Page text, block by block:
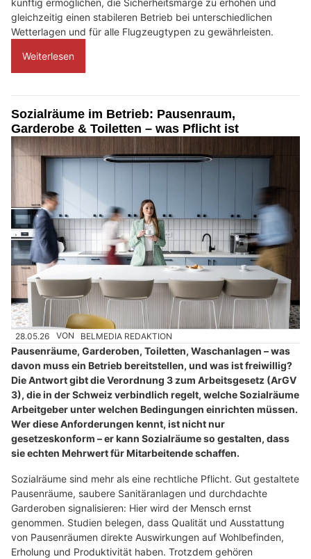
gleichzeitig einen stabileren Betrieb bei unterschiedlichen
Wetterlagen und für alle Flugzeugtypen zu gewährleisten.
Weiterlesen
Sozialräume im Betrieb: Pausenraum,
Garderobe & Toiletten – was Pflicht ist
28.05.26 VON BELMEDIA REDAKTION
Pausenräume, Garderoben, Toiletten, Waschanlagen – was
davon muss ein Betrieb bereitstellen, und was ist freiwillig?
Die Antwort gibt die Verordnung 3 zum Arbeitsgesetz (ArGV
3), die in der Schweiz verbindlich regelt, welche Sozialräume
Arbeitgeber unter welchen Bedingungen einrichten müssen.
Wer diese Anforderungen kennt, ist nicht nur
gesetzeskonform – er kann Sozialräume so gestalten, dass
sie echten Mehrwert für Mitarbeitende schaffen.
Sozialräume sind mehr als eine rechtliche Pflicht. Gut gestaltete
Pausenräume, saubere Sanitäranlagen und durchdachte
Garderoben signalisieren: Hier wird der Mensch ernst
genommen. Studien belegen, dass Qualität und Ausstattung
von Pausenräumen direkte Auswirkungen auf Wohlbefinden,
Erholung und Produktivität haben. Trotzdem gehören